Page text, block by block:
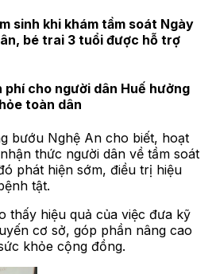
sinh khi khám tầm soát Ngày
bé trai 3 tuổi được hỗ trợ
phí cho người dân Huế hưởng
toàn dân
bướu Nghệ An cho biết, hoạt
thức người dân về tầm soát
phát hiện sớm, điều trị hiệu
tật.
thấy hiệu quả của việc đưa kỹ
cơ sở, góp phần nâng cao
khỏe cộng đồng.